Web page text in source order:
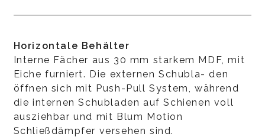
Horizontale Behälter
Interne Fächer aus 30 mm starkem MDF, mit
Eiche furniert. Die externen Schubla- den
öffnen sich mit Push-Pull System, während
die internen Schubladen auf Schienen voll
ausziehbar und mit Blum Motion
Schließdämpfer versehen sind.